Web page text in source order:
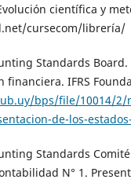
científica y
cursecom/librería/
Standards Board.
financiera. IFRS
bps/file/10014/2/
de-los-
Standards
N° 1.